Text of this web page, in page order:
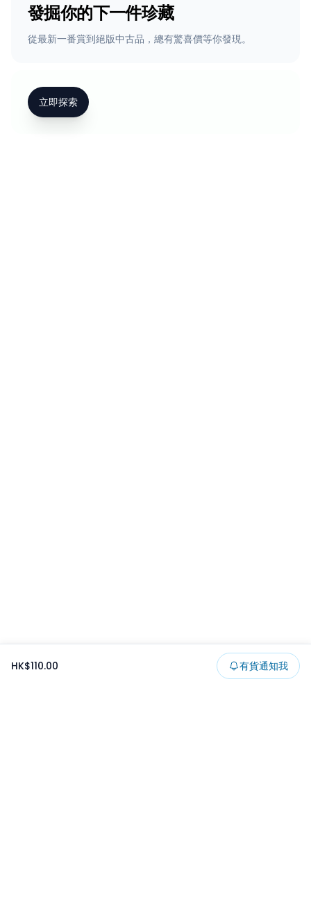
發掘你的下一件珍藏
從最新一番賞到絕版中古品，總有驚喜價等你發現。
立即探索
HK$110.00 有貨通知我